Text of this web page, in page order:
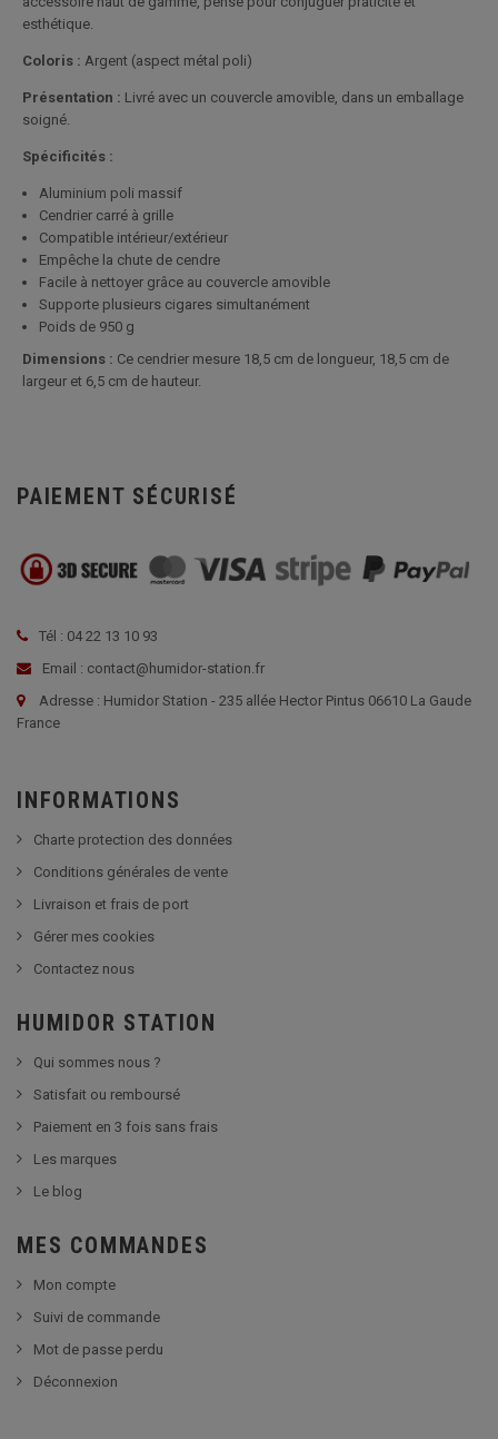
esthétique.
Coloris : Argent (aspect métal poli)
Présentation : Livré avec un couvercle amovible, dans un emballage
soigné.
Spécificités :
Aluminium poli massif
Cendrier carré à grille
Compatible intérieur/extérieur
Empêche la chute de cendre
Facile à nettoyer grâce au couvercle amovible
Supporte plusieurs cigares simultanément
Poids de 950 g
Dimensions : Ce cendrier mesure 18,5 cm de longueur, 18,5 cm de
largeur et 6,5 cm de hauteur.
PAIEMENT SÉCURISÉ
Tél : 04 22 13 10 93
Email : contact@humidor-station.fr
Adresse : Humidor Station - 235 allée Hector Pintus 06610 La Gaude
France
INFORMATIONS
Charte protection des données
Conditions générales de vente
Livraison et frais de port
Gérer mes cookies
Contactez nous
HUMIDOR STATION
Qui sommes nous ?
Satisfait ou remboursé
Paiement en 3 fois sans frais
Les marques
Le blog
MES COMMANDES
Mon compte
Suivi de commande
Mot de passe perdu
Déconnexion